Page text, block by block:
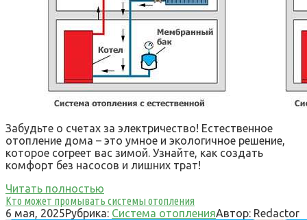
Забудьте о счетах за электричество! Естественное
отопление дома – это умное и экологичное решение,
которое согреет вас зимой. Узнайте, как создать
комфорт без насосов и лишних трат!
Читать полностью
Кто может промывать системы отопления
6 мая, 2025Рубрика: Система отопленияАвтор: Redactor